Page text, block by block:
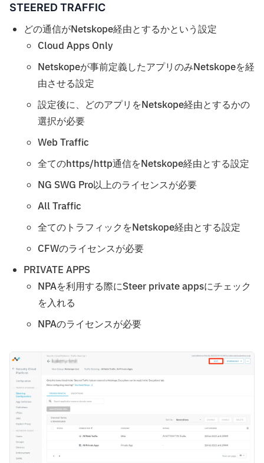
STEERED TRAFFIC
どの通信がNetskope経由とするかという設定
Cloud Apps Only
Netskopeが事前定義したアプリのみNetskopeを経
由させる設定
設定後に、どのアプリをNetskope経由とするかの
選択が必要
Web Traffic
全てのhttps/http通信をNetskope経由とする設定
NG SWG Pro以上のライセンスが必要
All Traffic
全てのトラフィックをNetskope経由とする設定
CFWのライセンスが必要
PRIVATE APPS
NPAを利用する際にSteer private appsにチェック
を入れる
NPAのライセンスが必要